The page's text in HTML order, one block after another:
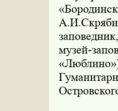
музей-